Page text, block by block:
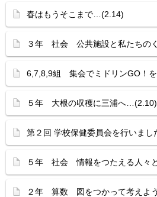
春はもうそこまで…(2.14)
３年 社会 公共施設と私たちの
6,7,8,9組 集会でミドリンGO！
５年 大根の収穫に三浦へ…(2.10)
第２回 学校保健委員会を行いまし
５年 社会 情報をつたえる人々
２年 算数 図をつかって考えよ